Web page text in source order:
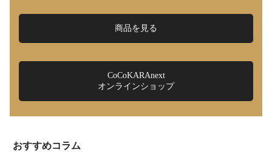
商品を見る
CoCoKARAnext
オンラインショップ
おすすめコラム